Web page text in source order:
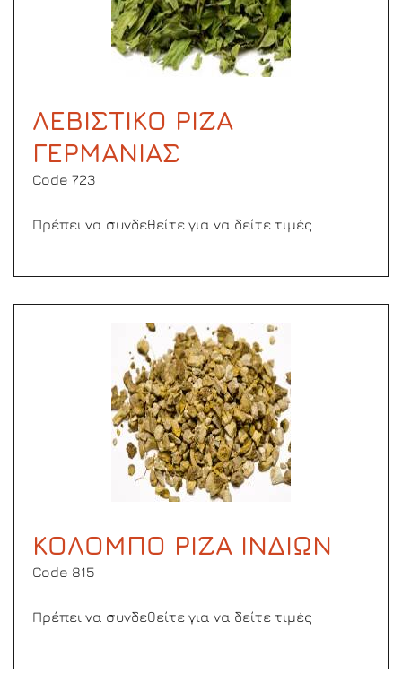
ΛΕΒΙΣΤΙΚΟ ΡΙΖΑ
ΓΕΡΜΑΝΙΑΣ
Code 723
Πρέπει να συνδεθείτε για να δείτε τιμές
ΚΟΛΟΜΠΟ ΡΙΖΑ ΙΝΔΙΩΝ
Code 815
Πρέπει να συνδεθείτε για να δείτε τιμές